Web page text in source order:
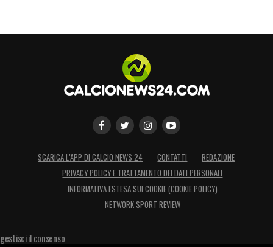
SCARICA L’APP DI CALCIO NEWS 24 CONTATTI
REDAZIONE
PRIVACY POLICY E TRATTAMENTO DEI DATI PERSONALI
INFORMATIVA ESTESA SUI COOKIE (COOKIE POLICY)
NETWORK SPORT REVIEW
gestisci il consenso